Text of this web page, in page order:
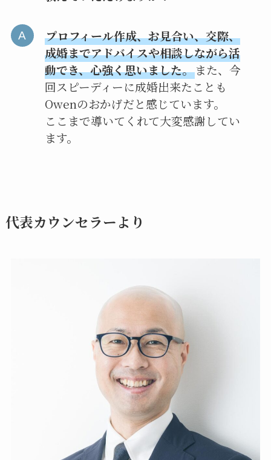
プロフィール作成、お見合い、交際、
成婚までアドバイスや相談しながら活
動でき、心強く思いました。また、今
回スピーディーに成婚出来たことも
Owenのおかげだと感じています。
ここまで導いてくれて大変感謝してい
ます。
代表カウンセラーより